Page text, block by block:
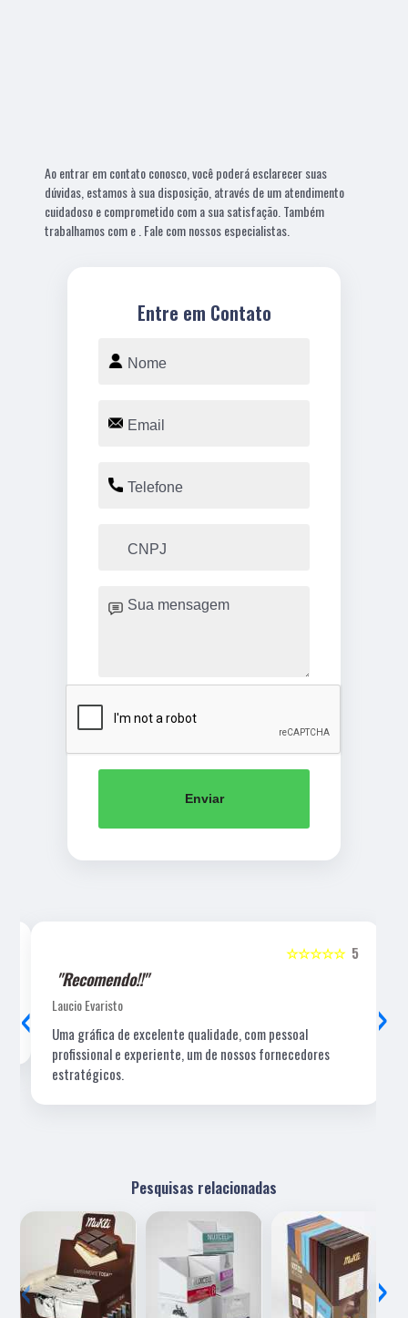
Ao entrar em contato conosco, você poderá esclarecer suas
dúvidas, estamos à sua disposição, através de um atendimento
cuidadoso e comprometido com a sua satisfação. Também
trabalhamos com e . Fale com nossos especialistas.
Entre em Contato
Enviar
5
☆☆☆☆☆
"Recomendo!!"
Laucio Evaristo
Uma gráfica de excelente qualidade, com pessoal
profissional e experiente, um de nossos fornecedores
estratégicos.
‹ ›
Pesquisas relacionadas
‹ ›